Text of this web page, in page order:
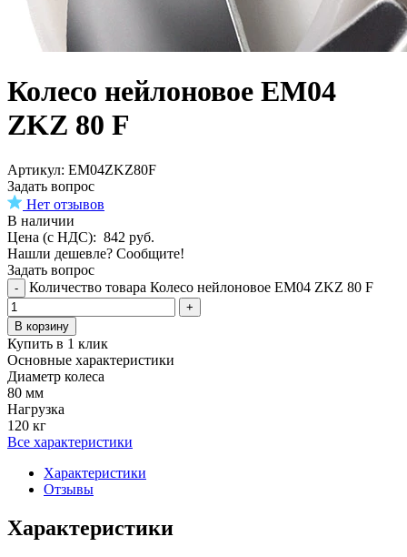
Колесо нейлоновое EM04
ZKZ 80 F
Aртикул: EM04ZKZ80F
Задать вопрос
Нет отзывов
В наличии
Цена (с НДС): 842 руб.
Нашли дешевле? Сообщите!
Задать вопрос
- Количество товара Колесо нейлоновое EM04 ZKZ 80 F
+
В корзину
Купить в 1 клик
Основные характеристики
Диаметр колеса
80 мм
Нагрузка
120 кг
Все характеристики
Характеристики
Отзывы
Характеристики